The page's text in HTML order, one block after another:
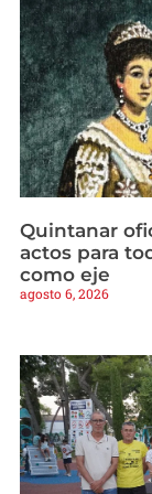
Quintanar
actos para
como eje
agosto 6, 2026